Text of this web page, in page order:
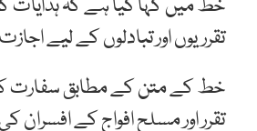
خط میں کہا گیا ہے کہ ہدایات
تقرریوں اور تبادلوں کے لیے
خط کے متن کے مطابق سفارت
تقرر اور مسلح افواج کے افسران